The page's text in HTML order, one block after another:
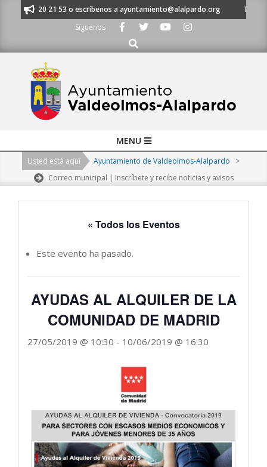
al 91 620 21 53 o escríbenos a ayuntamiento@alalpardo.org
TE
Síguenos
Buscar
Navigation
MENU
Usted está aquí Ayuntamiento de Valdeolmos-Alalpardo
>
Correo municipal | Inscríbete y recibe noticias y avisos
« Todos los Eventos
Este evento ha pasado.
AYUDAS AL ALQUILER DE LA
COMUNIDAD DE MADRID
27/05/2019 @ 10:30 - 10/06/2019 @ 16:30